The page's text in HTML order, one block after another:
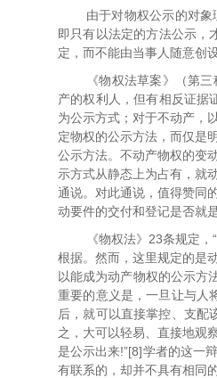
由于对物权公示的对
即只有以法定的方法公示，
定，而不能由当事人随意创
《物权法草案》（第
产的权利人，但有相反证据
为公示方式；对于不动产，
定物权的公示方法，而仅是
公示方法。不动产物权的变
示方式从静态上为占有，就
通说。对此通说，值得赞同
动要件的交付和登记是否就
《物权法》23条规定
根据。然而，这里规定的是
以能成为动产物权的公示方
重要的意义是，一旦让与人
后，就可以直接掌控、支配
之，大可以轻易、直接地观
是公示出来!”[8]学者的这一
有联系的，却并不具有相同